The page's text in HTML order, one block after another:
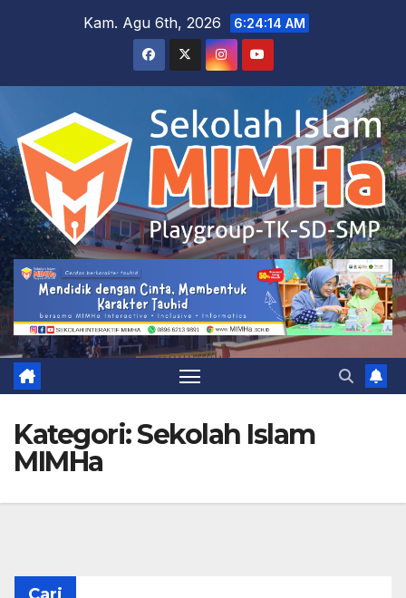
Kam. Agu 6th, 2026 6:24:15 AM
Kategori:Sekolah Islam
MIMHa